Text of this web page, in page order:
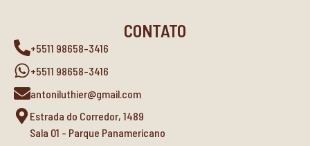
CONTATO
+5511 98658-3416
+5511 98658-3416
antoniluthier@gmail.com
Estrada do Corredor, 1489
Sala 01 - Parque Panamericano